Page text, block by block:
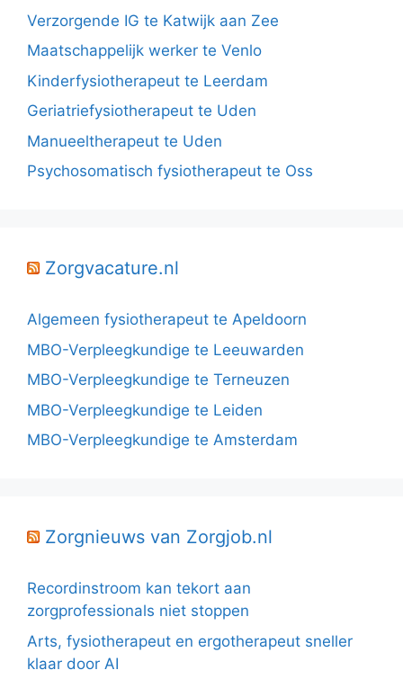
Verzorgende IG te Katwijk aan Zee
Maatschappelijk werker te Venlo
Kinderfysiotherapeut te Leerdam
Geriatriefysiotherapeut te Uden
Manueeltherapeut te Uden
Psychosomatisch fysiotherapeut te Oss
Zorgvacature.nl
Algemeen fysiotherapeut te Apeldoorn
MBO-Verpleegkundige te Leeuwarden
MBO-Verpleegkundige te Terneuzen
MBO-Verpleegkundige te Leiden
MBO-Verpleegkundige te Amsterdam
Zorgnieuws van Zorgjob.nl
Recordinstroom kan tekort aan
zorgprofessionals niet stoppen
Arts, fysiotherapeut en ergotherapeut sneller
klaar door AI